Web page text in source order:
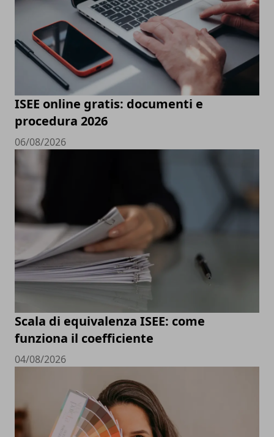
ISEE online gratis: documenti e
procedura 2026
06/08/2026
Scala di equivalenza ISEE: come
funziona il coefficiente
04/08/2026